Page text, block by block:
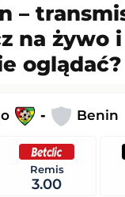
–
na żywo i
oglądać?
- Benin
Remis
3.00